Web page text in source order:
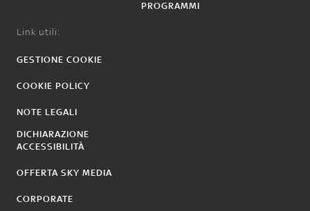
PROGRAMMI
Link utili:
GESTIONE COOKIE
COOKIE POLICY
NOTE LEGALI
DICHIARAZIONE
ACCESSIBILITÀ
OFFERTA SKY MEDIA
CORPORATE